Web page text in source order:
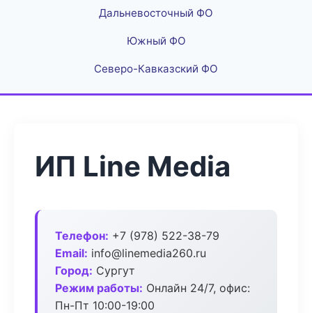
Дальневосточный ФО
Южный ФО
Северо-Кавказский ФО
ИП Line Media
Телефон: +7 (978) 522-38-79
Email: info@linemedia260.ru
Город: Сургут
Режим работы: Онлайн 24/7, офис:
Пн-Пт 10:00-19:00